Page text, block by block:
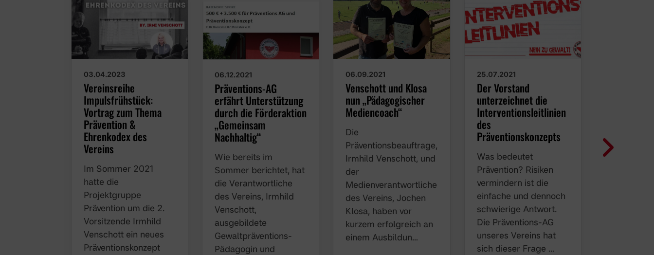
03.04.2023
Vereinsreihe
Impulsfrühstück:
Vortrag zum Thema
Prävention &
Ehrenkodex des
Vereins
Im Sommer 2021 hatte
die Projektgruppe
Prävention um die 2.
Vorsitzende Irmhild
Venschott ein neues
Präventionskonzept
gegen sexualisierte
06.12.2021
Präventions-AG
erfährt Unterstützung
durch die Förderaktion
„Gemeinsam
Nachhaltig“
Wie bereits im
Sommer berichtet, hat
die Verantwortliche
des Vereins, Irmhild
Venschott,
ausgebildete
Gewaltpräventions-
Pädagogin und
06.09.2021
Venschott und Klosa
nun „Pädagogischer
Mediencoach“
Die
Präventionsbeauftrage,
Irmhild Venschott, und
der
Medienverantwortliche
des Vereins, Jochen
Klosa, haben vor
kurzem erfolgreich an
einem Ausbildun…
25.07.2021
Der Vorstand
unterzeichnet die
Interventionsleitlinien
des
Präventionskonzepts
Was bedeutet
Prävention? Risiken
vermindern ist die
einfache und dennoch
schwierige Antwort.
Die Präventions-AG
unseres Vereins hat
sich dieser Frage …
Die